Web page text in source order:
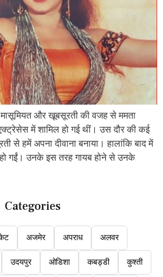
और खूबसूरती की वजह से ममता
में शामिल हो गई थीं। उस दौर की कई
से हमें अपना दीवाना बनाया। हालांकि बाद में
गईं। उनके इस तरह गायब होने से उनके
Categories
अजमेर अपराध अलवर
उदयपुर ओडिशा कबड्डी कुश्ती